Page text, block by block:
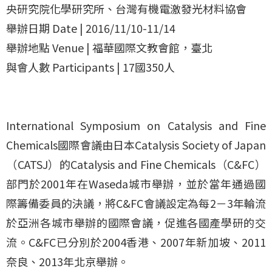
央研究院化學研究所、台灣有機電激發光材料協會
舉辦日期 Date | 2016/11/10-11/14
舉辦地點 Venue | 福華國際文教會館，臺北
與會人數 Participants | 17國350人
International Symposium on Catalysis and Fine
Chemicals國際會議由日本Catalysis Society of Japan
（CATSJ）的Catalysis and Fine Chemicals（C&FC）
部門於2001年在Waseda城市舉辦，並於當年通過國
際籌備委員的決議，將C&FC會議設定為每2－3年輪流
於亞洲各城市舉辦的國際會議，促進各國產學研的交
流。C&FC已分別於2004香港、2007年新加坡、2011
奈良、2013年北京舉辦。